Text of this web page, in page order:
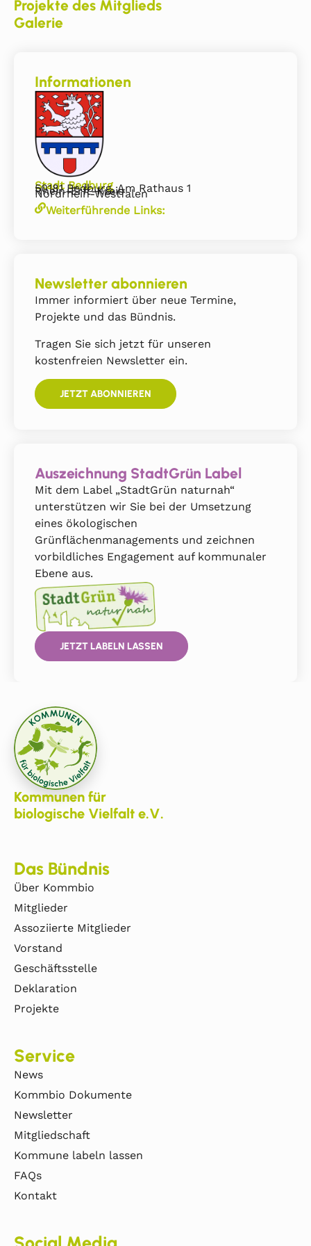
Projekte des Mitglieds
Galerie
Informationen
Stadt Bedburg
50181 Bedburg, Am Rathaus 1
Rhein-Erft-Kreis
Nordrhein-Westfalen
Weiterführende Links:
Newsletter abonnieren
Immer informiert über neue Termine,
Projekte und das Bündnis.
Tragen Sie sich jetzt für unseren
kostenfreien Newsletter ein.
JETZT ABONNIEREN
Auszeichnung StadtGrün Label
Mit dem Label „StadtGrün naturnah“
unterstützen wir Sie bei der Umsetzung
eines ökologischen
Grünflächenmanagements und zeichnen
vorbildliches Engagement auf kommunaler
Ebene aus.
JETZT LABELN LASSEN
Kommunen für
biologische Vielfalt e.V.
Das Bündnis
Über Kommbio
Mitglieder
Assoziierte Mitglieder
Vorstand
Geschäftsstelle
Deklaration
Projekte
Service
News
Kommbio Dokumente
Newsletter
Mitgliedschaft
Kommune labeln lassen
FAQs
Kontakt